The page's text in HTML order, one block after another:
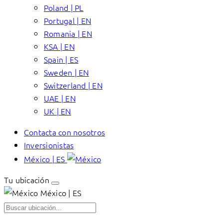
Poland | PL
Portugal | EN
Romania | EN
KSA | EN
Spain | ES
Sweden | EN
Switzerland | EN
UAE | EN
UK | EN
Contacta con nosotros
Inversionistas
México | ES
Tu ubicación
México | ES